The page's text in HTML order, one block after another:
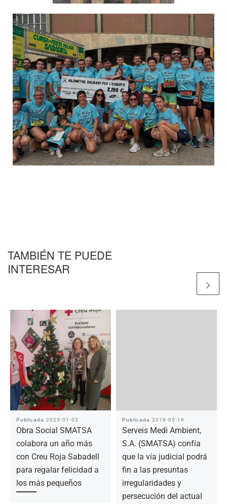
TAMBIÉN TE PUEDE
INTERESAR
Publicada 2025-01-02
Obra Social SMATSA
colabora un año más
con Creu Roja Sabadell
para regalar felicidad a
los más pequeños
Publicada 2018-05-16
Serveis Medi Ambient,
S.A. (SMATSA) confía
que la vía judicial podrá
fin a las presuntas
irregularidades y
persecución del actual